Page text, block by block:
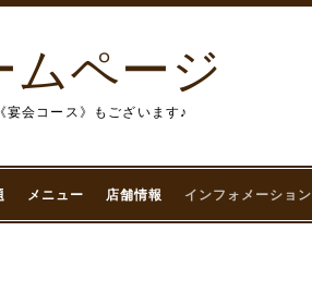
ページ
会コース》もございます♪
メニュー 店舗情報 インフォメーション